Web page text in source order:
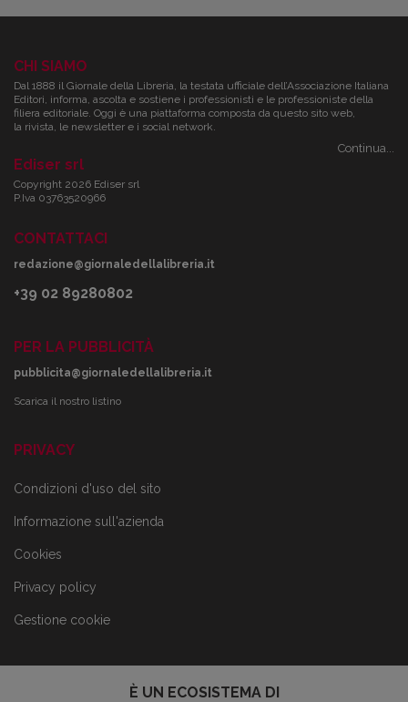
CHI SIAMO
Dal 1888 il Giornale della Libreria, la testata ufficiale dell’Associazione Italiana
Editori, informa, ascolta e sostiene i professionisti e le professioniste della
filiera editoriale. Oggi è una piattaforma composta da questo sito web,
la rivista, le newsletter e i social network.
Continua...
Ediser srl
Copyright 2026 Ediser srl
P.Iva 03763520966
CONTATTACI
redazione@giornaledellalibreria.it
+39 02 89280802
PER LA PUBBLICITÀ
pubblicita@giornaledellalibreria.it
Scarica il nostro listino
PRIVACY
Condizioni d'uso del sito
Informazione sull'azienda
Cookies
Privacy policy
Gestione cookie
È UN ECOSISTEMA DI